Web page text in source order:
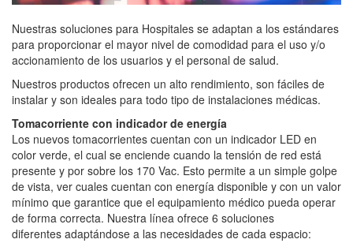
Nuestras soluciones para Hospitales se adaptan a los estándares
para proporcionar el mayor nivel de comodidad para el uso y/o
accionamiento de los usuarios y el personal de salud.
Nuestros productos ofrecen un alto rendimiento, son fáciles de
instalar y son ideales para todo tipo de instalaciones médicas.
Tomacorriente con indicador de energía
Los nuevos tomacorrientes cuentan con un indicador LED en
color verde, el cual se enciende cuando la tensión de red está
presente y por sobre los 170 Vac. Esto permite a un simple golpe
de vista, ver cuales cuentan con energía disponible y con un valor
mínimo que garantice que el equipamiento médico pueda operar
de forma correcta. Nuestra línea ofrece 6 soluciones
diferentes adaptándose a las necesidades de cada espacio: